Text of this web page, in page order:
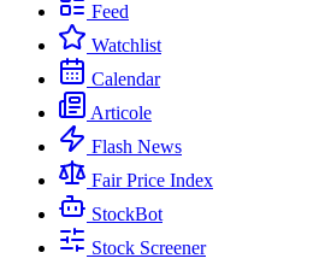
Feed
Watchlist
Calendar
Articole
Flash News
Fair Price Index
StockBot
Stock Screener